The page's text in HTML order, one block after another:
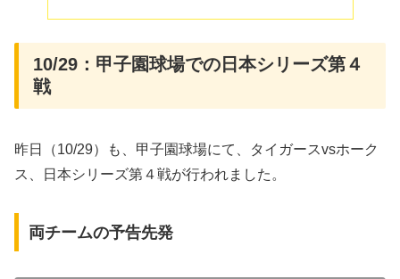
10/29：甲子園球場での日本シリーズ第４
戦
昨日（10/29）も、甲子園球場にて、タイガースvsホーク
ス、日本シリーズ第４戦が行われました。
両チームの予告先発